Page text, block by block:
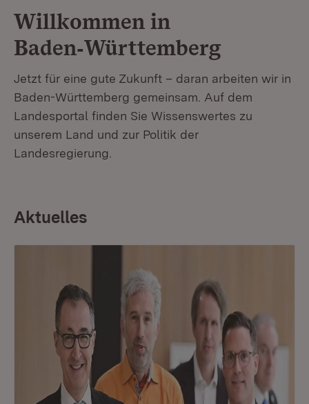
Willkommen in
Baden‑Württemberg
Jetzt für eine gute Zukunft – daran arbeiten wir in
Baden-Württemberg gemeinsam. Auf dem
Landesportal finden Sie Wissenswertes zu
unserem Land und zur Politik der
Landesregierung.
Aktuelles